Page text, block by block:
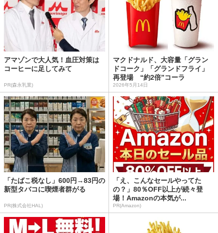
アマゾンで大人気！血圧対策は
コーヒーに足してみて
PR(森永乳業)
マクドナルド、大容量「グラン
ドコーク」「グランドフライ」
再登場 “約2倍”コーラ
2026年5月14日
「たばこ税なし」600円→83円の
新型タバコに喫煙者群がる
PR(株式会社HAL)
「え、こんなセールやってた
の？」80％OFF以上が続々登
場！Amazonの本気が...
PR(Amazon)